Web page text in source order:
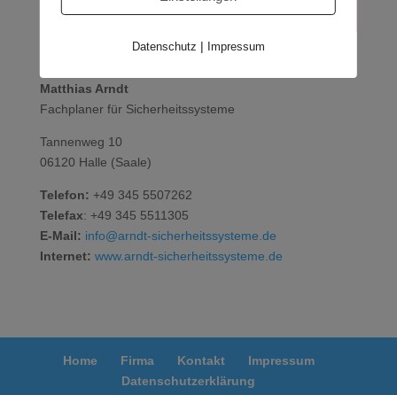
Matthias Arndt
Fachplaner für Sicherheitssysteme
Tannenweg 10
06120 Halle (Saale)
Telefon: +49 345 5507262
Telefax: +49 345 5511305
E-Mail: info@arndt-sicherheitssysteme.de
Internet: www.arndt-sicherheitssysteme.de
Home Firma Kontakt
Impressum
Datenschutzerklärung
Datenschutz | Impressum